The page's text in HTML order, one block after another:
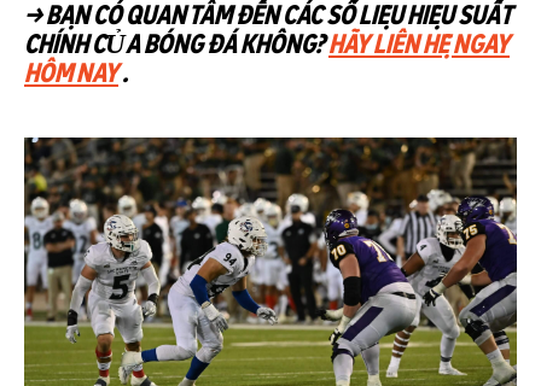
→ BẠN CÓ QUAN TÂM ĐẾN CÁC SỐ LIỆU HIỆU SUẤT
CHÍNH CỦA BÓNG ĐÁ KHÔNG?HÃY LIÊN HỆ NGAY
HÔM NAY.